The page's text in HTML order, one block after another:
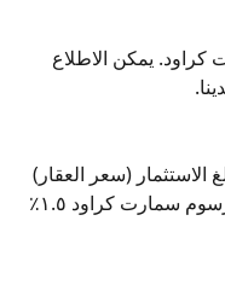
يمكن الاطلاع
الاستثمار (سعر العقار)
وتكاليف الشراء وتكاليف المعاملات (رسوم سمارت كراود ١.٥٪